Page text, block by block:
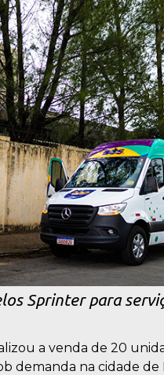
Sprinter para
a venda de 20
demanda na cidade de